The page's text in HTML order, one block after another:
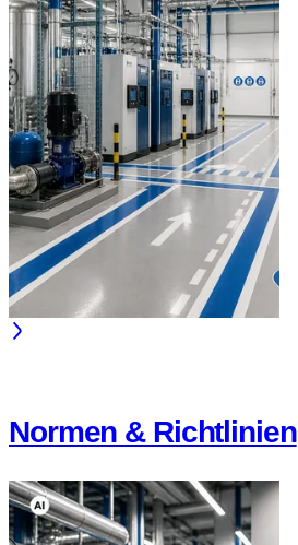
Normen & Richtlinien